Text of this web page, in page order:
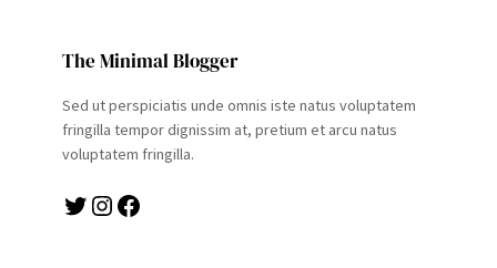
The Minimal Blogger
Sed ut perspiciatis unde omnis iste natus voluptatem
fringilla tempor dignissim at, pretium et arcu natus
voluptatem fringilla.
Twitter Instagram Facebook